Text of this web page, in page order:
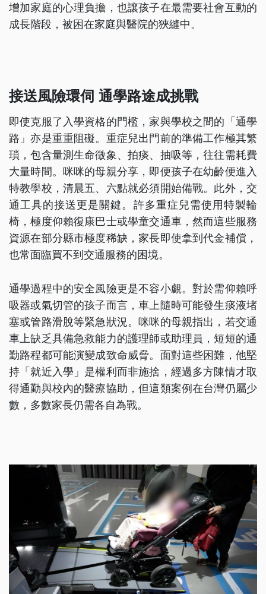
增加家庭的心理負擔，也讓孩子在最需要社會互動的
成長階段，被困在家庭與醫院的狹縫中。
接送風險環伺 通學路途成挑戰
即使克服了入學資格的門檻，家與學校之間的「通學
路」亦是重重阻礙。重症兒出門前的準備工作極其繁
瑣，包含量測生命徵象、拍痰、抽吸等，往往需耗費
大量時間。咪咪的母親分享，即便孩子在幼齡便進入
特教學校，清晨五、六點就必須開始備戰。此外，交
通工具的接送更是關鍵。許多重症兒需使用特製輪
椅，極度仰賴復康巴士或學童交通車，然而這些服務
資源在部分縣市極度稀缺，家長即使拿到代金補償，
也常面臨買不到交通服務的困境。
通學過程中的安全風險更是不容小覷。對於需仰賴呼
吸器或氣切管的孩子而言，車上隨時可能發生痰液堵
塞或管路滑脫等緊急狀況。咪咪的母親指出，若交通
車上缺乏具備急救能力的護理師或助理員，短短的通
勤路程都可能演變成致命威脅。面對這些困難，他堅
持「就近入學」是權利而非施捨，經過多方陳情才取
得通勤與校內的醫療協助，但這類案例在台灣仍屬少
數，多數家長仍需各自為戰。